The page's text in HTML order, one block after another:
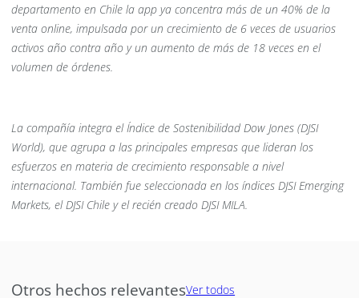
departamento en Chile la app ya concentra más de un 40% de la
venta online, impulsada por un crecimiento de 6 veces de usuarios
activos año contra año y un aumento de más de 18 veces en el
volumen de órdenes.
La compañía integra el Índice de Sostenibilidad Dow Jones (DJSI
World), que agrupa a las principales empresas que lideran los
esfuerzos en materia de crecimiento responsable a nivel
internacional. También fue seleccionada en los índices DJSI Emerging
Markets, el DJSI Chile y el recién creado DJSI MILA.
Otros hechos relevantesVer todos